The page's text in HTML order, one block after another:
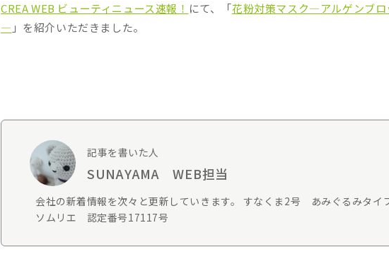
CREA WEB ビューティニュース速報！ にて、「花粉対策マスク―アルゲンブロ
― 」を紹介いただきました。
記事を書いた人
SUNAYAMA WEB担当
会社の新着情報を次々と更新していきます。 すなくま2号 あみぐるみタ
ソムリエ 認定番号17117号